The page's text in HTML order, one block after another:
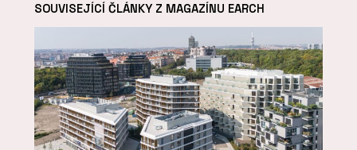
SOUVISEJÍCÍ ČLÁNKY Z MAGAZÍNU EARCH